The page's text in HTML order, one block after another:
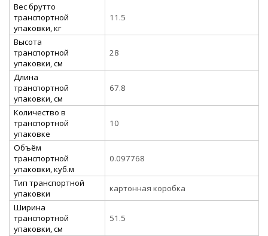
Вес брутто
транспортной
упаковки, кг
11.5
Высота
транспортной
упаковки, см
28
Длина
транспортной
упаковки, см
67.8
Количество в
транспортной
упаковке
10
Объём
транспортной
упаковки, куб.м
0.097768
Тип транспортной
упаковки
картонная коробка
Ширина
транспортной
упаковки, см
51.5